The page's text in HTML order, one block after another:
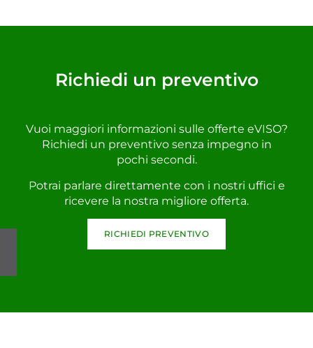
Richiedi un preventivo
Vuoi maggiori informazioni sulle offerte eVISO?
Richiedi un preventivo senza impegno in
pochi secondi.
Potrai parlare direttamente con i nostri uffici e
ricevere la nostra migliore offerta.
RICHIEDI PREVENTIVO